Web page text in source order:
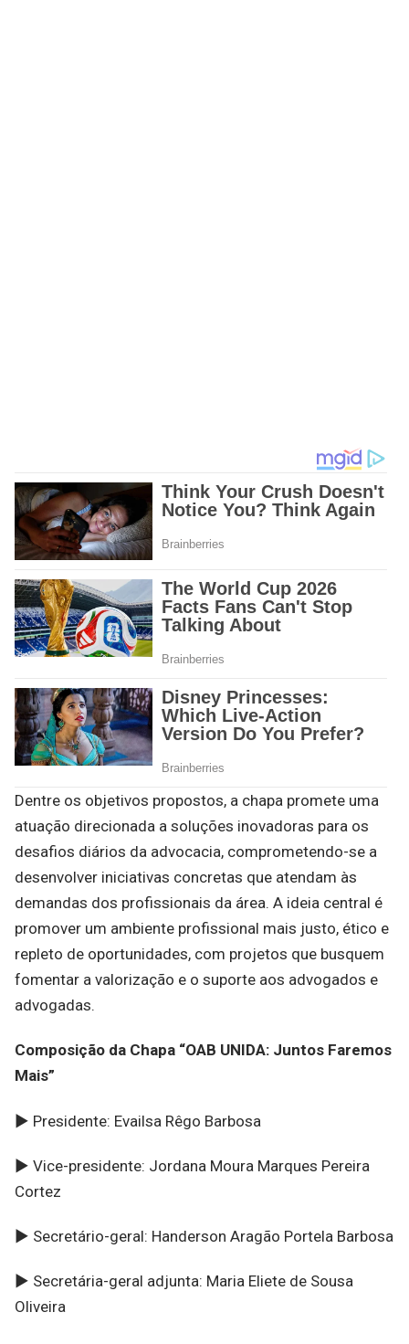
Dentre os objetivos propostos, a chapa promete uma
atuação direcionada a soluções inovadoras para os
desafios diários da advocacia, comprometendo-se a
desenvolver iniciativas concretas que atendam às
demandas dos profissionais da área. A ideia central é
promover um ambiente profissional mais justo, ético e
repleto de oportunidades, com projetos que busquem
fomentar a valorização e o suporte aos advogados e
advogadas.
Composição da Chapa “OAB UNIDA: Juntos Faremos
Mais”
► Presidente: Evailsa Rêgo Barbosa
► Vice-presidente: Jordana Moura Marques Pereira
Cortez
► Secretário-geral: Handerson Aragão Portela Barbosa
► Secretária-geral adjunta: Maria Eliete de Sousa
Oliveira